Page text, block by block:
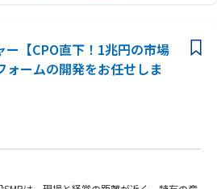
新しい知識やスキルを習得する意欲がある
ル・需給運用最適化・取引入札最適化等の
安全保障やエネルギー安定供給ニーズと、
最先端のプロダクト開発をリードする機会
ムが、再エネ主力時代の実現にあたっての
次世代の社会インフラとして世の中に普及
OS」を創る）
、事業・プロダクトを高速でつくっていく
、まずは手を動かしてみる方
つくっていくことにワクワクする方
して、当事者意識を持って課題解決にあた
の力を最大化する視点を持てる方
や変化を楽しみながら、事業をスケールさ
ー【CPO直下！1兆円の市場
ォームの開発をお任せしま